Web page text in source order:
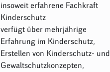
insoweit erfahrene Fachkraft
Kinderschutz
verfügt über mehrjährige
Erfahrung im Kinderschutz,
Erstellen von Kinderschutz- und
Gewaltschutzkonzepten,